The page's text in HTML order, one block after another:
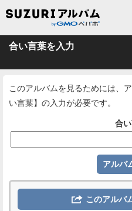
合い言葉を入力
このアルバムを見るためには、
い言葉】の入力が必要です。
合
 このアルバ